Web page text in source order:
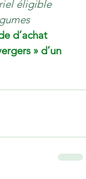
éligible
d’achat
» d’un